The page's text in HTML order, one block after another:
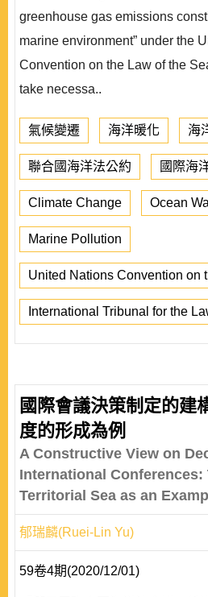
greenhouse gas emissions
marine environment” under the
Convention on the Law of the
take necessa..
氣候變遷 海洋暖化 海
聯合國海洋法公約 國際海
Climate Change Ocean
Marine Pollution
United Nations Convention on
International Tribunal for the
國際會議決策制定的建
度的形成為例
A Constructive View on
International
Territorial Sea as an
郁瑞麟(Ruei-Lin Yu)
59卷4期(2020/12/01)